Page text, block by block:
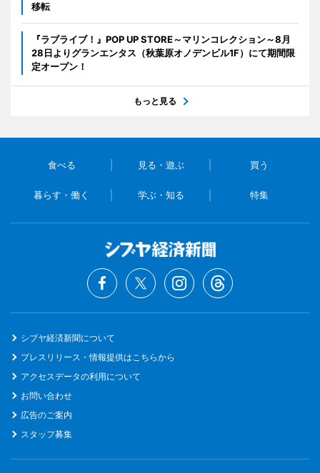
移転
『ラブライブ！』POP UP STORE～マリンコレクション～8月
28日よりグランエンタス（秋葉原オノデンビル1F）にて期間限
定オープン！
もっと見る
食べる 見る・遊ぶ 買う
暮らす・働く 学ぶ・知る 特集
シブヤ経済新聞について
プレスリリース・情報提供はこちらから
アクセスデータの利用について
お問い合わせ
広告のご案内
スタッフ募集